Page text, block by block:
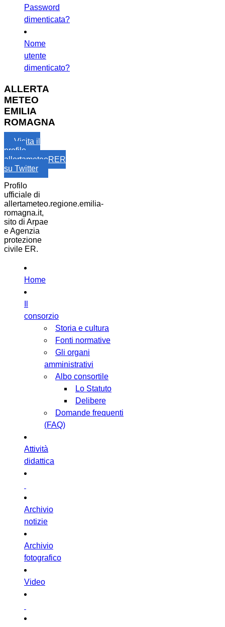
Password
dimenticata?
Nome
utente
dimenticato?
ALLERTA
METEO
EMILIA
ROMAGNA
Visita il
profilo
allertameteoRER
su Twitter
Profilo
ufficiale di
allertameteo.regione.emilia-
romagna.it,
sito di Arpae
e Agenzia
protezione
civile ER.
Home
consorzio
Storia e cultura
Fonti normative
Gli organi
amministrativi
Albo consortile
Lo Statuto
Delibere
Domande frequenti
(FAQ)
Attività
didattica
Archivio
notizie
Archivio
fotografico
Video